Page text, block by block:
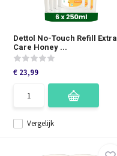
Dettol No-Touch Refill Extra
Care Honey ...
Vergelijk
€ 23,99